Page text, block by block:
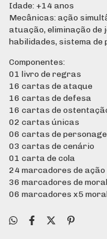
Idade: +14 anos
Mecânicas: ação
atuação, eliminação de
habilidades, sistema de
Componentes:
01 livro de regras
16 cartas de ataque
16 cartas de defesa
16 cartas de
02 cartas únicas
06 cartas de
03 cartas de cenário
01 carta de cola
24 marcadores de ação
36 marcadores de moral
06 marcadores x5